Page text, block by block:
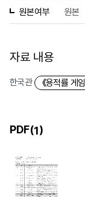
원본여부 원본
자료 내용
한국관 《용적률 게임
PDF(1)